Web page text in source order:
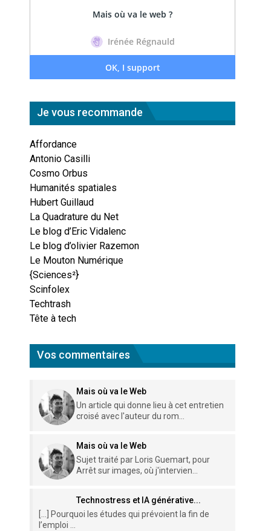
Je vous recommande
Affordance
Antonio Casilli
Cosmo Orbus
Humanités spatiales
Hubert Guillaud
La Quadrature du Net
Le blog d’Eric Vidalenc
Le blog d’olivier Razemon
Le Mouton Numérique
{Sciences²}
Scinfolex
Techtrash
Tête à tech
Vos commentaires
Mais où va le Web
Un article qui donne lieu à cet entretien
croisé avec l'auteur du rom...
Mais où va le Web
Sujet traité par Loris Guemart, pour
Arrêt sur images, où j'intervien...
Technostress et IA générative...
[…] Pourquoi les études qui prévoient la fin de
l’emploi ...